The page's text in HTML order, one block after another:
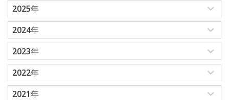
2025年
2024年
2023年
2022年
2021年